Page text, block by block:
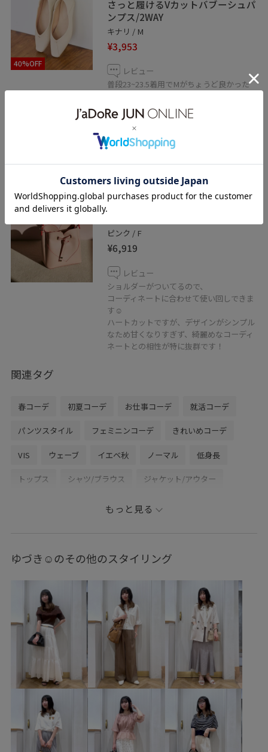
40%OFF
さっと履けるVカットバブーシュパ
ンプス/2WAY
キナリ / M
¥3,953
レビュー
普段23~23.5着用でMがちょうど良かった
も柔らかいので履きやすくとても楽です！
丸みがありゴールドが入ったヒール部分が
高見えします！カジュアルから綺麗めまで
幅広く合わせられます！
VIS
【累計4万点突破】【2WAY】ハー
ピンク / F
¥6,919
レビュー
ショルダーがついてるので、
コーディネートに合わせて使い回しできま
す☺︎
ハートカットですが、デザインがシンプル
なため甘くなりすぎず、綺麗めなコーディ
ネートとの相性が特に抜群です！
関連タグ
春コーデ 初夏コーデ お仕事コーデ 就活コーデ
パンツスタイル フェミニンコーデ きれいめコーデ
VIS ウェーブ イエベ秋 ノーマル 低身長
トップス シャツ/ブラウス ジャケット/アウター
パンツ
ネックレス BVA36040 BVH36100
250425_polo 26officecasual 2WAYで使える
blouse_pickup BVK45040_styling Ssize_akisuda
Tシャツ VIS_20251107_OUTERSTYLE
VIS_2026SS_POLO VIS_2026SS_POLO2 vis_26ssbag
vis_bagpick vis_ceremony vis_dissectionbieasy0614
vis_heartbag vis_heartbagdorama vis_highreviews
VIS_hotbeauty_styling vis_okazakisae_may
もっと見る
ゆづき☺︎のその他のスタイリング